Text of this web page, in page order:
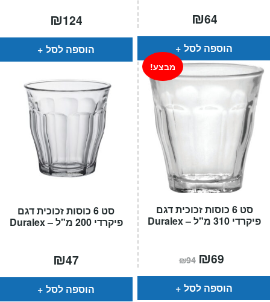
₪124
הוספה לסל
₪64
הוספה לסל
סט 6 כוסות זכוכית דגם
פיקרדי 200 מ"ל – Duralex
₪47
הוספה לסל
סט 6 כוסות זכוכית דגם
פיקרדי 310 מ"ל – Duralex
מבצע!
₪94 המחיר
המקורי
היה:
₪94.
₪69
הוא:
הוספה לסל